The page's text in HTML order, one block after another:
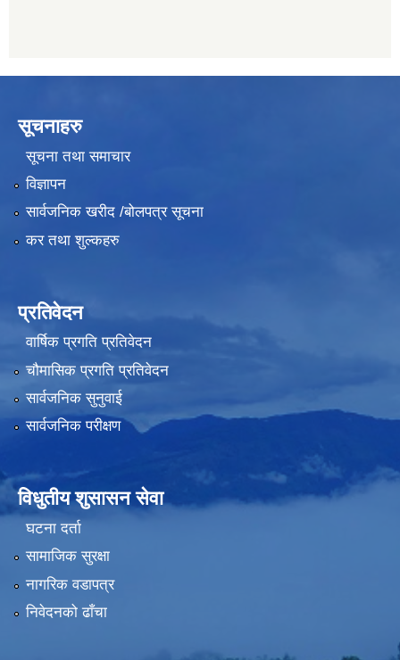
सूचनाहरु
सूचना तथा समाचार
विज्ञापन
सार्वजनिक खरीद /बोलपत्र सूचना
कर तथा शुल्कहरु
प्रतिवेदन
वार्षिक प्रगति प्रतिवेदन
चौमासिक प्रगति प्रतिवेदन
सार्वजनिक सुनुवाई
सार्वजनिक परीक्षण
विधुतीय शुसासन सेवा
घटना दर्ता
सामाजिक सुरक्षा
नागरिक वडापत्र
निवेदनको ढाँचा